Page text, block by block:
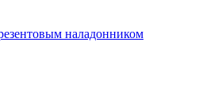
наладонником